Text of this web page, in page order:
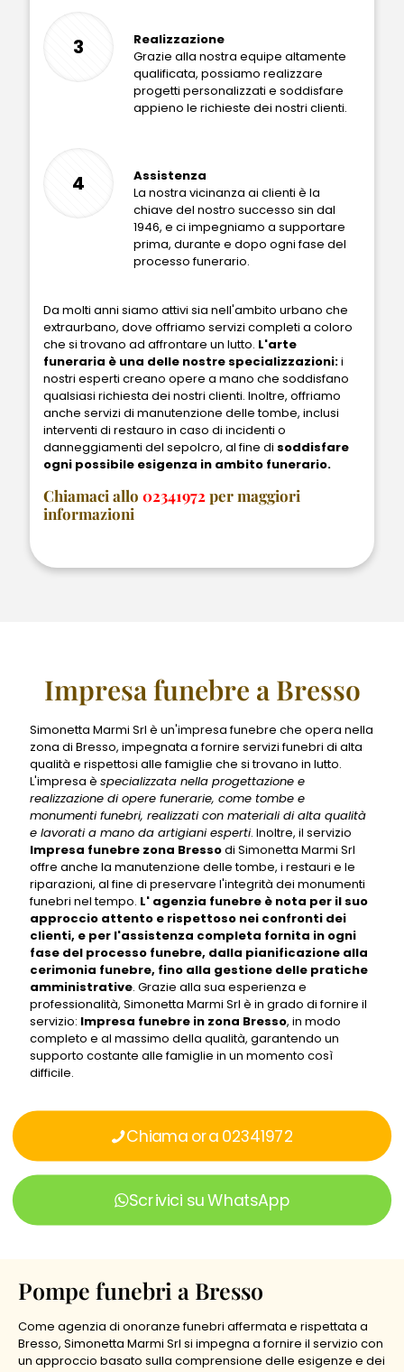
3
Realizzazione
Grazie alla nostra equipe altamente
qualificata, possiamo realizzare
progetti personalizzati e soddisfare
appieno le richieste dei nostri clienti.
4
Assistenza
La nostra vicinanza ai clienti è la
chiave del nostro successo sin dal
1946, e ci impegniamo a supportare
prima, durante e dopo ogni fase del
processo funerario.
Da molti anni siamo attivi sia nell'ambito urbano che
extraurbano, dove offriamo servizi completi a coloro
che si trovano ad affrontare un lutto. L'arte
funeraria è una delle nostre specializzazioni:i
nostri esperti creano opere a mano che soddisfano
qualsiasi richiesta dei nostri clienti. Inoltre, offriamo
anche servizi di manutenzione delle tombe, inclusi
interventi di restauro in caso di incidenti o
danneggiamenti del sepolcro, al fine di soddisfare
ogni possibile esigenza in ambito funerario.
Chiamaci allo02341972per maggiori
informazioni
Impresa funebre a Bresso
Simonetta Marmi Srl è un'impresa funebre che opera nella
zona di Bresso, impegnata a fornire servizi funebri di alta
qualità e rispettosi alle famiglie che si trovano in lutto.
L'impresa è specializzata nella progettazione e
realizzazione di opere funerarie, come tombe e
monumenti funebri, realizzati con materiali di alta qualità
e lavorati a mano da artigiani esperti. Inoltre, il servizio
Impresa funebre zona Bressodi Simonetta Marmi Srl
offre anche la manutenzione delle tombe, i restauri e le
riparazioni, al fine di preservare l'integrità dei monumenti
funebri nel tempo. L' agenzia funebre è nota per il suo
approccio attento e rispettoso nei confronti dei
clienti, e per l'assistenza completa fornita in ogni
fase del processo funebre, dalla pianificazione alla
cerimonia funebre, fino alla gestione delle pratiche
amministrative. Grazie alla sua esperienza e
professionalità, Simonetta Marmi Srl è in grado di fornire il
servizio: Impresa funebre in zona Bresso, in modo
completo e al massimo della qualità, garantendo un
supporto costante alle famiglie in un momento così
difficile.
Chiama ora 02341972
Scrivici su WhatsApp
Pompe funebri a Bresso
Come agenzia di onoranze funebri affermata e rispettata a
Bresso, Simonetta Marmi Srl si impegna a fornire il servizio con
un approccio basato sulla comprensione delle esigenze e dei